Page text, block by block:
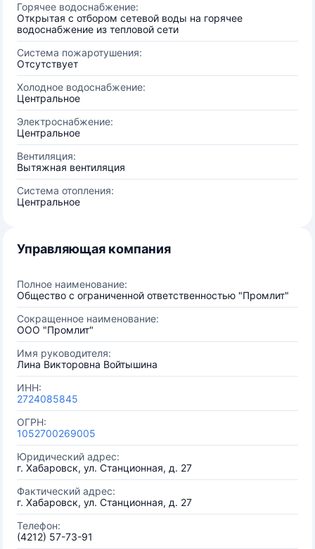
Горячее водоснабжение:
Открытая с отбором сетевой воды на горячее
водоснабжение из тепловой сети
Система пожаротушения:
Отсутствует
Холодное водоснабжение:
Центральное
Электроснабжение:
Центральное
Вентиляция:
Вытяжная вентиляция
Система отопления:
Центральное
Управляющая компания
Полное наименование:
Общество с ограниченной ответственностью "Промлит"
Сокращенное наименование:
ООО "Промлит"
Имя руководителя:
Лина Викторовна Войтышина
ИНН:
2724085845
ОГРН:
1052700269005
Юридический адрес:
г. Хабаровск, ул. Станционная, д. 27
Фактический адрес:
г. Хабаровск, ул. Станционная, д. 27
Телефон:
(4212) 57-73-91